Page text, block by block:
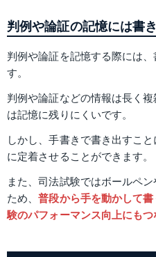
判例や論証の記憶には書
判例や論証を記憶する際には
す。
判例や論証などの情報は長く
は記憶に残りにくいです。
しかし、手書きで書き出すこ
に定着させることができます。
また、司法試験ではボールペ
ため、普段から手を動かして
験のパフォーマンス向上にも